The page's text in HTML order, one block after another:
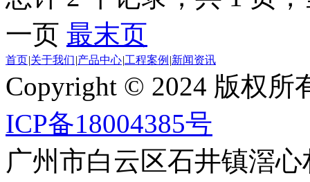
一页 最末页
首页|关于我们|产品中心|工程案例 |新闻资讯
Copyright © 2024 版权
ICP备18004385号
广州市白云区石井镇滘